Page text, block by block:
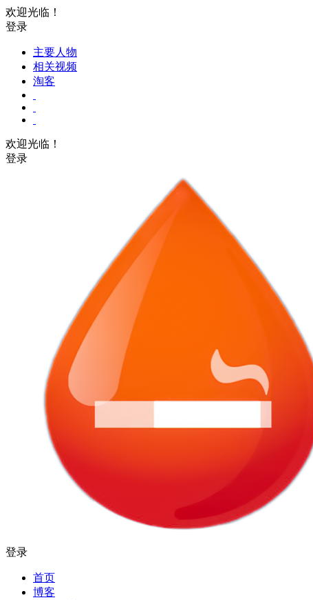
欢迎光临！
登录
主要人物
相关视频
淘客
欢迎光临！
登录
登录
首页
博客